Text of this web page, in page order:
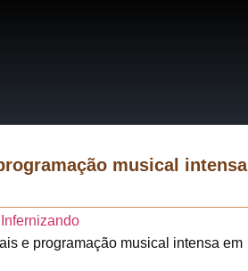
musical intensa
Infernizando
e programação musical intensa em